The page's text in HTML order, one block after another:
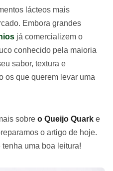
lácteos mais
Embora grandes
já comercializem o
conhecido pela maioria
sabor, textura e
os que querem levar uma
sobre o Queijo Quark e
o artigo de hoje.
uma boa leitura!